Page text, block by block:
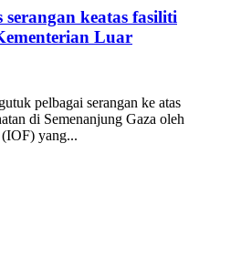
keatas fasiliti
Luar
pelbagai serangan ke atas
di Semenanjung Gaza oleh
(IOF) yang...